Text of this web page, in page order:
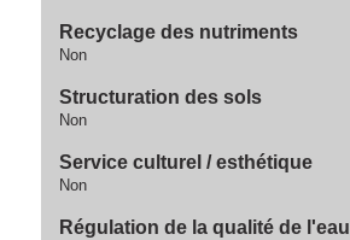
Recyclage des nutriments
Non
Structuration des sols
Non
Service culturel / esthétique
Non
Régulation de la qualité de l'eau